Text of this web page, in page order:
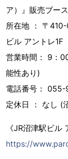
ア）』販売ブース
所在地 ： 〒
ビル アントレ1F
営業時間： 9：
能性あり)
電話番号： 055-
定休日 ： なし (
《JR沼津駅ビル
https://